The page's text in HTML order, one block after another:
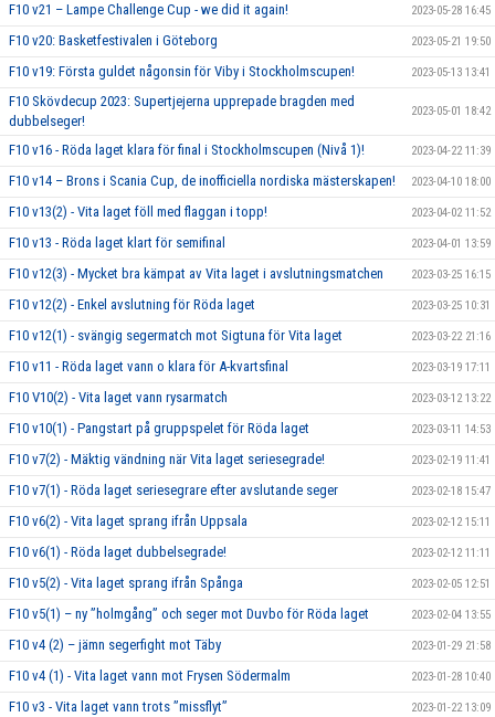
F10 v21 – Lampe Challenge Cup - we did it again! 2023-05-28 16:45
F10 v20: Basketfestivalen i Göteborg 2023-05-21 19:50
F10 v19: Första guldet någonsin för Viby i Stockholmscupen! 2023-05-13 13:41
F10 Skövdecup 2023: Supertjejerna upprepade bragden med
dubbelseger!
2023-05-01 18:42
F10 v16 - Röda laget klara för final i Stockholmscupen (Nivå 1)! 2023-04-22 11:39
F10 v14 – Brons i Scania Cup, de inofficiella nordiska mästerskapen! 2023-04-10 18:00
F10 v13(2) - Vita laget föll med flaggan i topp! 2023-04-02 11:52
F10 v13 - Röda laget klart för semifinal 2023-04-01 13:59
F10 v12(3) - Mycket bra kämpat av Vita laget i avslutningsmatchen 2023-03-25 16:15
F10 v12(2) - Enkel avslutning för Röda laget 2023-03-25 10:31
F10 v12(1) - svängig segermatch mot Sigtuna för Vita laget 2023-03-22 21:16
F10 v11 - Röda laget vann o klara för A-kvartsfinal 2023-03-19 17:11
F10 V10(2) - Vita laget vann rysarmatch 2023-03-12 13:22
F10 v10(1) - Pangstart på gruppspelet för Röda laget 2023-03-11 14:53
F10 v7(2) - Mäktig vändning när Vita laget seriesegrade! 2023-02-19 11:41
F10 v7(1) - Röda laget seriesegrare efter avslutande seger 2023-02-18 15:47
F10 v6(2) - Vita laget sprang ifrån Uppsala 2023-02-12 15:11
F10 v6(1) - Röda laget dubbelsegrade! 2023-02-12 11:11
F10 v5(2) - Vita laget sprang ifrån Spånga 2023-02-05 12:51
F10 v5(1) – ny ”holmgång” och seger mot Duvbo för Röda laget 2023-02-04 13:55
F10 v4 (2) – jämn segerfight mot Täby 2023-01-29 21:58
F10 v4 (1) - Vita laget vann mot Frysen Södermalm 2023-01-28 10:40
F10 v3 - Vita laget vann trots ”missflyt” 2023-01-22 13:09